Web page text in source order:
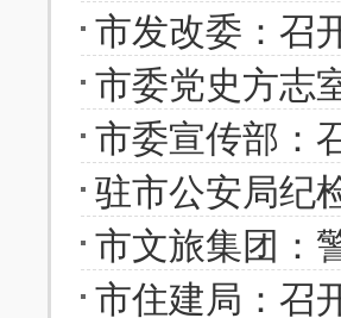
市发改委：召
市委党史方志
市委宣传部：
驻市公安局纪
市文旅集团：
市住建局：召